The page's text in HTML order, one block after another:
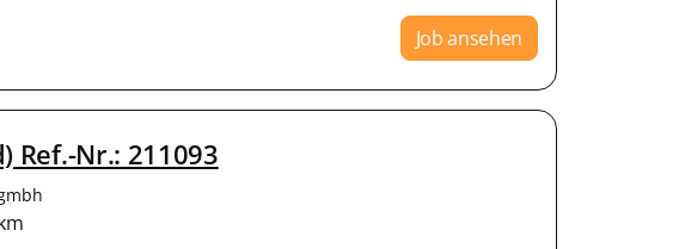
Job ansehen
Ref.-Nr.: 211093